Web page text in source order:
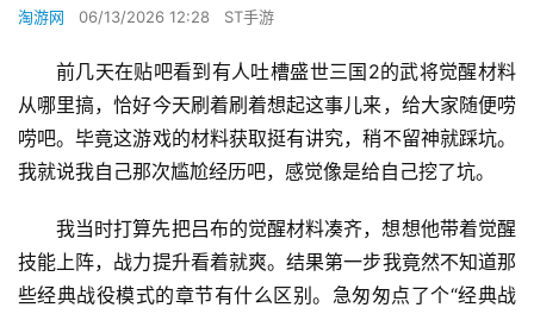
淘游网 06/13/2026 12:28 ST手游
前几天在贴吧看到有人吐槽盛世三国2的武将觉醒材料
从哪里搞，恰好今天刷着刷着想起这事儿来，给大家随便唠
唠吧。毕竟这游戏的材料获取挺有讲究，稍不留神就踩坑。
我就说我自己那次尴尬经历吧，感觉像是给自己挖了坑。
我当时打算先把吕布的觉醒材料凑齐，想想他带着觉醒
技能上阵，战力提升看着就爽。结果第一步我竟然不知道那
些经典战役模式的章节有什么区别。急匆匆点了个“经典战